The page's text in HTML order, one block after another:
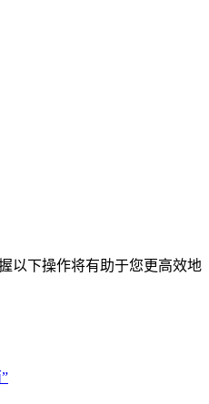
以下操作将有助于您更高效地